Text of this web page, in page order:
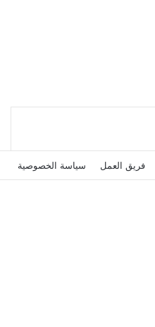
عن
فريق العمل سياسة الخصوصية